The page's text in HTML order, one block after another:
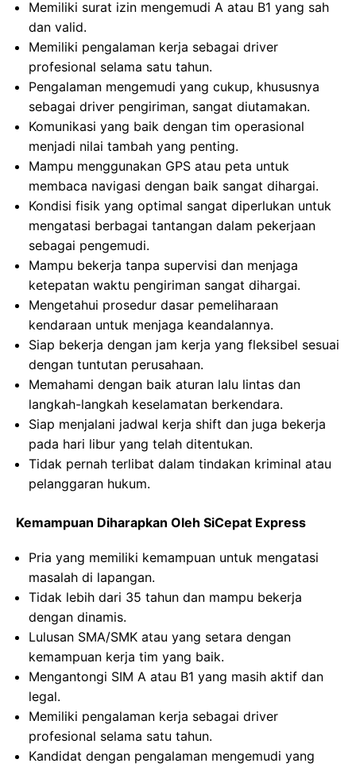
Memiliki surat izin mengemudi A atau B1 yang sah
dan valid.
Memiliki pengalaman kerja sebagai driver
profesional selama satu tahun.
Pengalaman mengemudi yang cukup, khususnya
sebagai driver pengiriman, sangat diutamakan.
Komunikasi yang baik dengan tim operasional
menjadi nilai tambah yang penting.
Mampu menggunakan GPS atau peta untuk
membaca navigasi dengan baik sangat dihargai.
Kondisi fisik yang optimal sangat diperlukan untuk
mengatasi berbagai tantangan dalam pekerjaan
sebagai pengemudi.
Mampu bekerja tanpa supervisi dan menjaga
ketepatan waktu pengiriman sangat dihargai.
Mengetahui prosedur dasar pemeliharaan
kendaraan untuk menjaga keandalannya.
Siap bekerja dengan jam kerja yang fleksibel sesuai
dengan tuntutan perusahaan.
Memahami dengan baik aturan lalu lintas dan
langkah-langkah keselamatan berkendara.
Siap menjalani jadwal kerja shift dan juga bekerja
pada hari libur yang telah ditentukan.
Tidak pernah terlibat dalam tindakan kriminal atau
pelanggaran hukum.
Kemampuan Diharapkan Oleh SiCepat Express
Pria yang memiliki kemampuan untuk mengatasi
masalah di lapangan.
Tidak lebih dari 35 tahun dan mampu bekerja
dengan dinamis.
Lulusan SMA/SMK atau yang setara dengan
kemampuan kerja tim yang baik.
Mengantongi SIM A atau B1 yang masih aktif dan
legal.
Memiliki pengalaman kerja sebagai driver
profesional selama satu tahun.
Kandidat dengan pengalaman mengemudi yang